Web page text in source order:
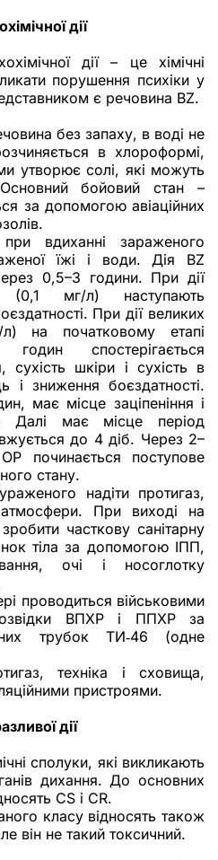
дії
дії – це хімічні
порушення психіки у
є речовина BZ.
без запаху, в воді не
в хлороформі,
утворює солі, які можуть
бойовий стан –
за допомогою авіаційних
вдиханні зараженого
їжі і води. Дія BZ
0,5–3 години. При дії
(0,1 мг/л) наступають
При дії великих
л) на початковому етапі
спостерігається
сухість шкіри і сухість в
і зниження боєздатності.
має місце заціпеніння і
Далі має місце період
до 4 діб. Через 2–
починається поступове
стану.
надіти протигаз,
При виході на
часткову санітарну
тіла за допомогою ІПП,
очі і носоглотку
проводиться військовими
ВПХР і ППХР за
трубок ТИ‑46 (одне
техніка і сховища,
пристроями.
дії
сполуки, які викликають
дихання. До основних
CS і CR.
класу відносять також
він не такий токсичний.